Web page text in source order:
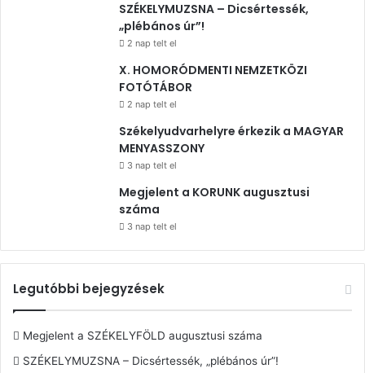
SZÉKELYMUZSNA – Dicsértessék,
„plébános úr”!
2 nap telt el
X. HOMORÓDMENTI NEMZETKÖZI
FOTÓTÁBOR
2 nap telt el
Székelyudvarhelyre érkezik a MAGYAR
MENYASSZONY
3 nap telt el
Megjelent a KORUNK augusztusi
száma
3 nap telt el
Legutóbbi bejegyzések
Megjelent a SZÉKELYFÖLD augusztusi száma
SZÉKELYMUZSNA – Dicsértessék, „plébános úr”!